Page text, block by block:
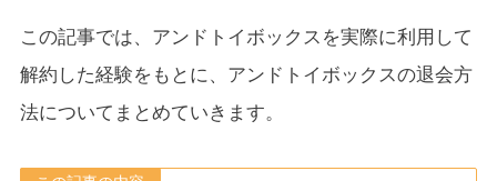
この記事では、アンドトイボックスを実際に利用して
解約した経験をもとに、アンドトイボックスの退会方
法についてまとめていきます。